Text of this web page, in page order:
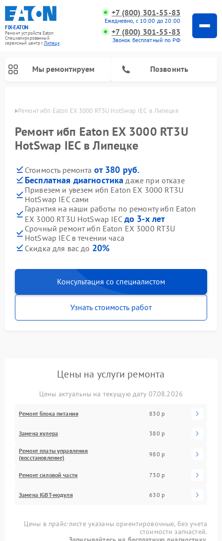
FIX-EATON
Ремонт устройств Eaton
Специализированный
cервисный центр г.Липецк
+7 (800) 301-55-83
Ежедневно, с 10:00 до 20:00
+7 (800) 301-55-83
Звонок бесплатный по РФ
Мы ремонтируем Позвонить
Ремонт ибп Eaton EX 3000 RT3U HotSwap IEC  в Липецке
Ремонт ибп Eaton EX 3000 RT3U
HotSwap IEC в Липецке
Стоимость ремонта от 380 руб.
Бесплатная диагностика даже при отказе
Привезем и увезем ибп Eaton EX 3000 RT3U
HotSwap IEC сами
Гарантия на наши работы по ремонту ибп Eaton
EX 3000 RT3U HotSwap IEC до 3-х лет
Срочный ремонт ибп Eaton EX 3000 RT3U
HotSwap IEC в течении часа
Скидка для вас до 20%
Консультация со специалистом
Узнать стоимость работ
Цены на услуги ремонта
Цены актуальны на текущую дату 07.08.2026
Ремонт блока питания 830 р
Замена кулера 380 р
Ремонт платы управления
(восстановление)
980 р
Ремонт силовой части 730 р
Замена IGBT-модуля 630 р
Цены в прайс-листе указаны ориентировочные, без учета
стоимости запчастей.